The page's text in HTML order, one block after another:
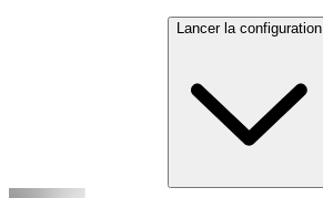
Lancer la configuration